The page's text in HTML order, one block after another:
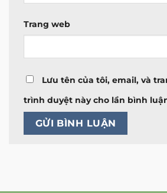
Trang web
Lưu tên của tôi, email, và
trình duyệt này cho lần bình